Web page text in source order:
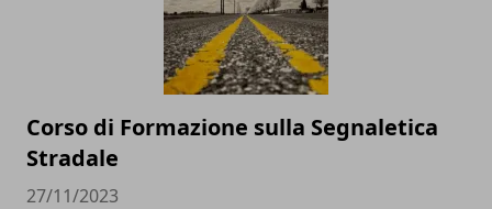
Corso di Formazione sulla Segnaletica
Stradale
27/11/2023